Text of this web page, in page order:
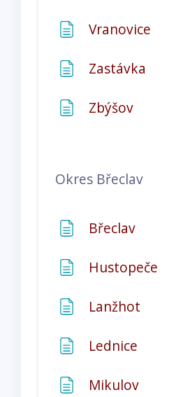
Vranovice
Zastávka
ZbýšovStránka
Okres Břeclav
BřeclavStránka
Hustopeče
Lanžhot
Lednice
MikulovStránka